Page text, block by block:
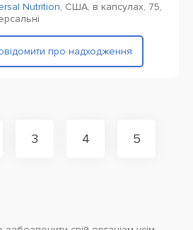
Nutrition, США, в капсулах, 75,
про надходження
3 4 5